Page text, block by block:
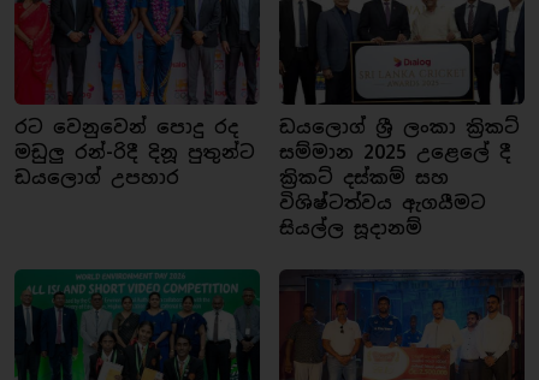
රට වෙනුවෙන් පොදු රද
මඩුලු රන්-රිදී දිනූ පුතුන්ට
ඩයලොග් උපහාර
ඩයලොග් ශ්‍රී ලංකා ක්‍රිකට්
සම්මාන 2025 උළෙලේ දී
ක්‍රිකට් දස්කම් සහ
විශිෂ්ටත්වය ඇගයීමට
සියල්ල සූදානම්